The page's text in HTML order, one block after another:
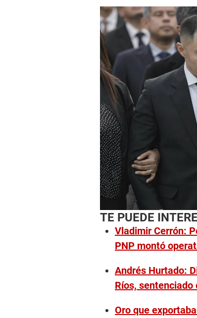
TE PUEDE
Vladimir Cerrón:
PNP montó
Andrés Hurtado:
Ríos, sentenciado
Oro que